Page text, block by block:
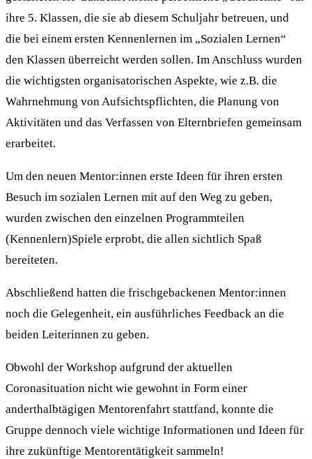
ihre 5. Klassen, die sie ab diesem Schuljahr betreuen, und
die bei einem ersten Kennenlernen im „Sozialen Lernen“
den Klassen überreicht werden sollen. Im Anschluss wurden
die wichtigsten organisatorischen Aspekte, wie z.B. die
Wahrnehmung von Aufsichtspflichten, die Planung von
Aktivitäten und das Verfassen von Elternbriefen gemeinsam
erarbeitet.
Um den neuen Mentor:innen erste Ideen für ihren ersten
Besuch im sozialen Lernen mit auf den Weg zu geben,
wurden zwischen den einzelnen Programmteilen
(Kennenlern)Spiele erprobt, die allen sichtlich Spaß
bereiteten.
Abschließend hatten die frischgebackenen Mentor:innen
noch die Gelegenheit, ein ausführliches Feedback an die
beiden Leiterinnen zu geben.
Obwohl der Workshop aufgrund der aktuellen
Coronasituation nicht wie gewohnt in Form einer
anderthalbtägigen Mentorenfahrt stattfand, konnte die
Gruppe dennoch viele wichtige Informationen und Ideen für
ihre zukünftige Mentorentätigkeit sammeln!